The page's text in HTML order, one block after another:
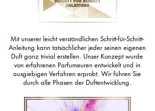
Mit unserer leicht verständlichen Schritt-für-Schritt-
Anleitung kann tatsächlicher jeder seinen eigenen
Duft ganz trivial erstellen. Unser Konzept wurde
von erfahrenen Parfumeuren entwickelt und in
ausgiebigen Verfahren erprobt. Wir führen Sie
durch alle Phasen der Duftentwicklung.